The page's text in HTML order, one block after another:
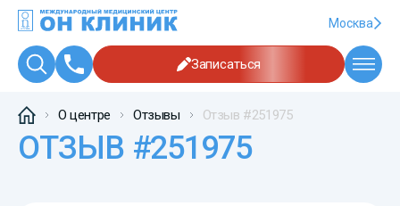
Москва
Записаться
О центре Отзывы Отзыв #251975
ОТЗЫВ #251975